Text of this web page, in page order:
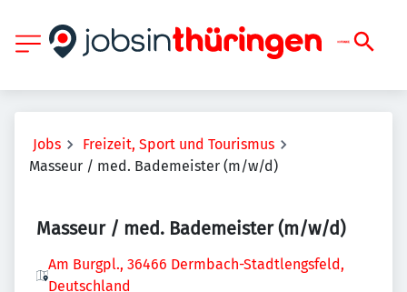
Jobs
Freizeit, Sport und Tourismus
Masseur / med. Bademeister (m/w/d)
Masseur / med. Bademeister (m/w/d)
Am Burgpl., 36466 Dermbach-Stadtlengsfeld,
Deutschland